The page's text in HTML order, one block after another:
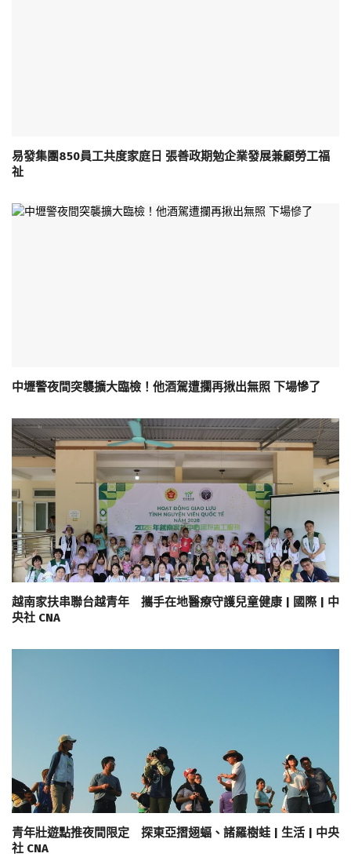
易發集團850員工共度家庭日 張善政期勉企業發展兼顧勞工福
祉
中壢警夜間突襲擴大臨檢！他酒駕遭攔再揪出無照 下場慘了
越南家扶串聯台越青年 攜手在地醫療守護兒童健康 | 國際 | 中
央社 CNA
青年壯遊點推夜間限定 探東亞摺翅蝠、諸羅樹蛙 | 生活 | 中央
社 CNA